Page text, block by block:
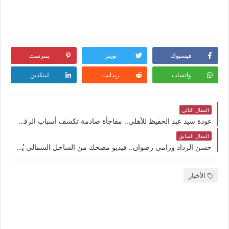
فيسبوك تويتر بنترست
واتساب ريدايت لينكدين
المقال التالي
عودة سيد عبد الحفيظ للأهلي.. مفاجأة صادمة تكشف أسباب الرفض
المقال السابق
حسن الرداد ورامي رضوان.. فيديو مضحك من الساحل الشمالي يُثير ضجة على السوشيال ميديا!
الأخبار